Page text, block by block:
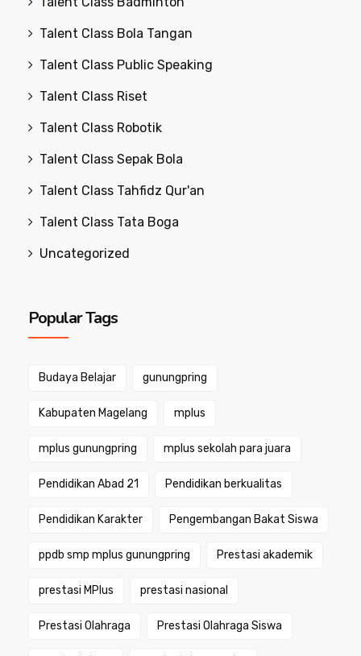
Talent Class Bola Tangan
Talent Class Public Speaking
Talent Class Riset
Talent Class Robotik
Talent Class Sepak Bola
Talent Class Tahfidz Qur'an
Talent Class Tata Boga
Uncategorized
Popular Tags
Budaya Belajar gunungpring
Kabupaten Magelang mplus
mplus gunungpring mplus sekolah para juara
Pendidikan Abad 21 Pendidikan berkualitas
Pendidikan Karakter Pengembangan Bakat Siswa
ppdb smp mplus gunungpring Prestasi akademik
prestasi MPlus prestasi nasional
Prestasi Olahraga Prestasi Olahraga Siswa